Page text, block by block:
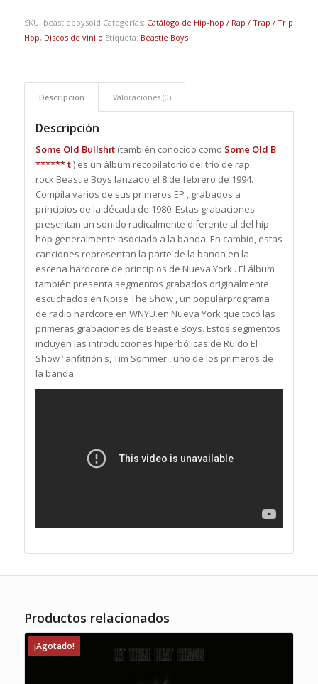
SKU: beastieboysold Categorías: Catálogo de Hip-hop / Rap / Trap / Trip
Hop, Discos de vinilo Etiqueta: Beastie Boys
Descripción Valoraciones (0)
Descripción
Some Old Bullshit(también conocido como Some Old B
****** t) es un álbum recopilatorio del trío de rap
rock Beastie Boys lanzado el 8 de febrero de 1994.
Compila varios de sus primeros EP , grabados a
principios de la década de 1980. Estas grabaciones
presentan un sonido radicalmente diferente al del hip-
hop generalmente asociado a la banda. En cambio, estas
canciones representan la parte de la banda en la
escena hardcore de principios de Nueva York . El álbum
también presenta segmentos grabados originalmente
escuchados en Noise The Show, un popularprograma
de radio hardcore en WNYU.en Nueva York que tocó las
primeras grabaciones de Beastie Boys. Estos segmentos
incluyen las introducciones hiperbólicas de Ruido El
Show‘anfitrión s, Tim Sommer , uno de los primeros de
la banda.
Productos relacionados
¡Agotado!